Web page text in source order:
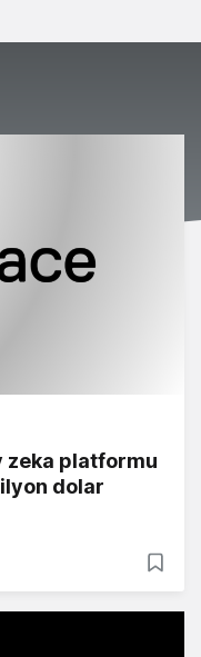
zeka platformu
dolar